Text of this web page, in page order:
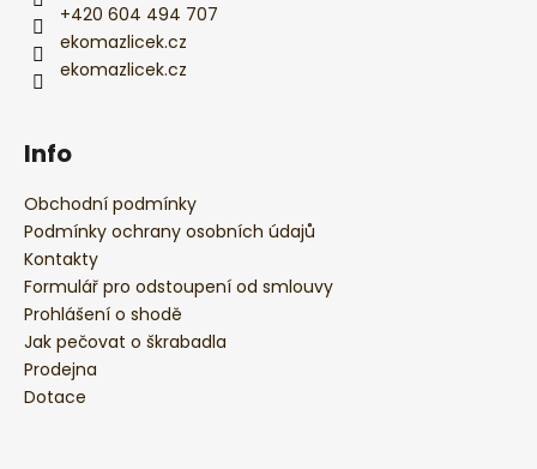
+420 604 494 707
ekomazlicek.cz
ekomazlicek.cz
Info
Obchodní podmínky
Podmínky ochrany osobních údajů
Kontakty
Formulář pro odstoupení od smlouvy
Prohlášení o shodě
Jak pečovat o škrabadla
Prodejna
Dotace